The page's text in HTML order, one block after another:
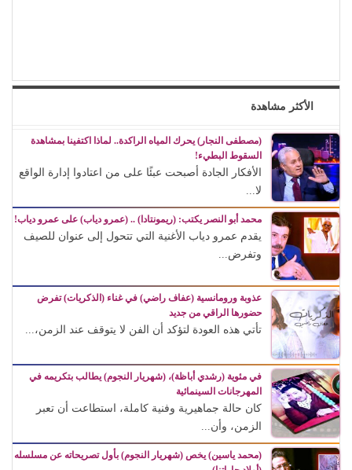
الأكثر مشاهدة
(مصطفى النجار) يحرك المياه الراكدة.. لماذا اكتفينا بمشاهدة
السقوط البطيء!
الأفكار الجادة أصبحت عبئًا على من اعتادوا إدارة الواقع
لا...
محمد أبو النصر يكتب: (ريمونتادا) .. (عمرو دياب) على عمرو دياب!
يقدم عمرو دياب الأغنية التي تتحول إلى عنوان للصيف
وتفرض...
عذوبة ورومانسية (عفاف راضي) في غناء (الذكريات) تفرض
حضورها الراقي من جديد
تأتي هذه العودة لتؤكد أن الفن لا يتوقف عند الزمن،...
في مئوية (رشدي أباظة)، (شهريار النجوم) يطالب بتكريمه في
المهرجانات السينمائية
كان حالة جماهيرية وفنية كاملة، استطاعت أن تعبر
الزمن، وأن...
(محمد ياسين) يخص (شهريار النجوم) بأول تصريحاته عن مسلسله